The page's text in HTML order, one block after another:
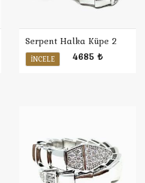
Serpent Halka Küpe 2
İNCELE 4685 ₺